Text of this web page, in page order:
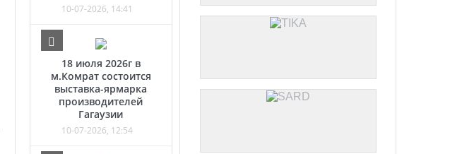
10-07-2026, 14:41
18 июля 2026г в
м.Комрат состоится
выставка-ярмарка
производителей
Гагаузии
10-07-2026, 12:54